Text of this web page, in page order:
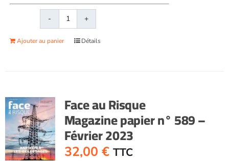
quantité
de
Face
586
-
Octobre
2022
Ajouter au panier Détails
Face au Risque
Magazine papier n° 589 –
Février 2023
32,00 € TTC